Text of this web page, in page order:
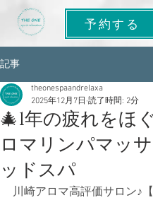
予約する
記事
🎄1年の疲れをほ
ロマリンパマッ
ッドスパ
theonespaandrelaxa
2025年12月7日 読了時間: 2分
川崎アロマ高評価サロン♪【